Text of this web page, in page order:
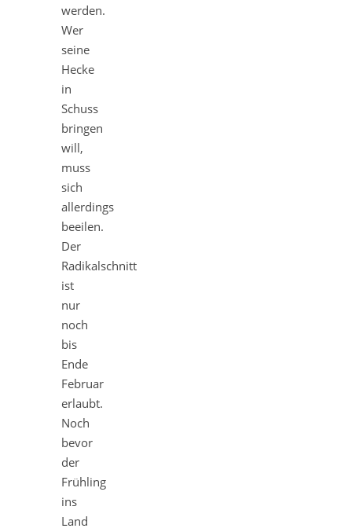
werden.
Wer
seine
Hecke
in
Schuss
bringen
will,
muss
sich
allerdings
beeilen.
Der
Radikalschnitt
ist
nur
noch
bis
Ende
Februar
erlaubt.
Noch
bevor
der
Frühling
ins
Land